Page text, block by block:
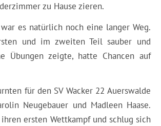
zu Hause zieren.
es natürlich noch eine langer Weg.
und im zweiten Teil sauber und
Übungen zeigte, hatte Chancen auf
für den SV Wacker 22 Auerswalde
Neugebauer und Madleen Haase.
ersten Wettkampf und schlug sich